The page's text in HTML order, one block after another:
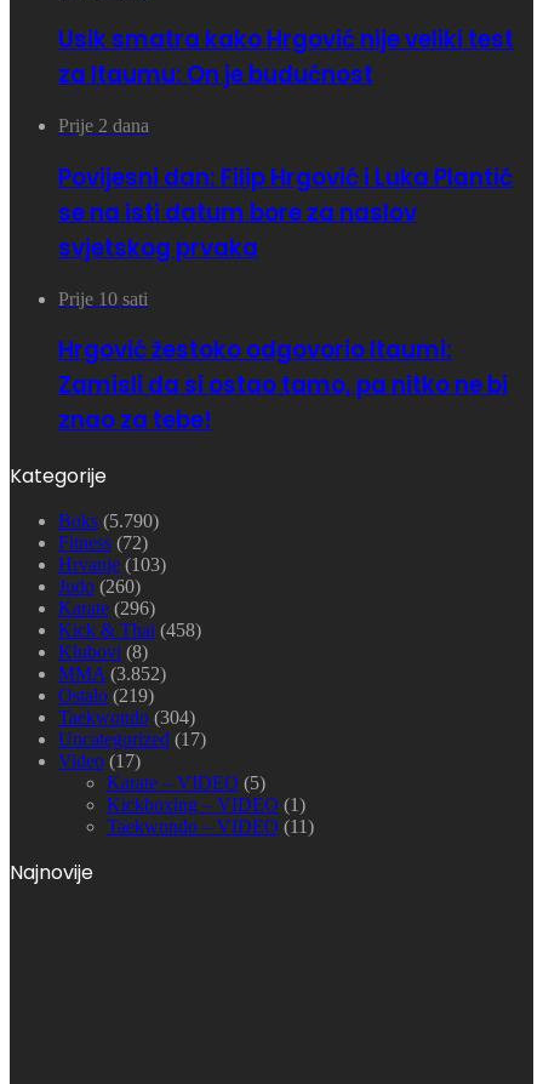
Usik smatra kako Hrgović nije veliki test
za Itaumu: On je budućnost
Prije 2 dana
Povijesni dan: Filip Hrgović i Luka Plantić
se na isti datum bore za naslov
svjetskog prvaka
Prije 10 sati
Hrgović žestoko odgovorio Itaumi:
Zamisli da si ostao tamo, pa nitko ne bi
znao za tebe!
Kategorije
Boks (5.790)
Fitness (72)
Hrvanje (103)
Judo (260)
Karate (296)
Kick & Thai (458)
Klubovi (8)
MMA (3.852)
Ostalo (219)
Taekwondo (304)
Uncategorized (17)
Video (17)
Karate – VIDEO (5)
Kickboxing – VIDEO (1)
Taekwondo – VIDEO (11)
Najnovije